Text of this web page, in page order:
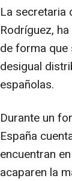
La secretaria
Rodríguez,
de forma que
desigual
españolas.
Durante un
España
encuentran
acaparen la